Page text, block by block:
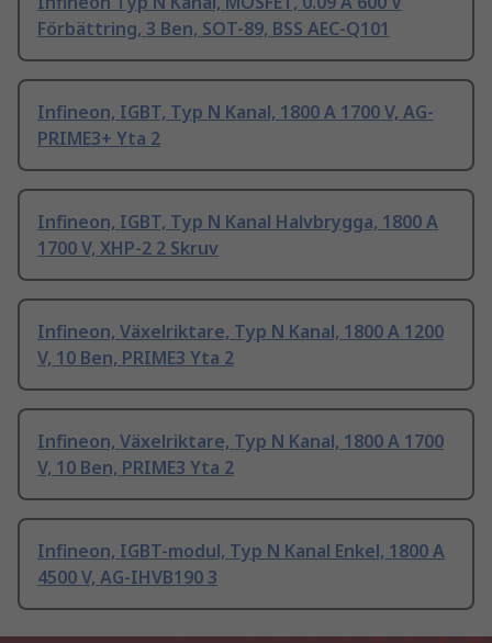
Förbättring, 3 Ben, SOT-89, BSS AEC-Q101
Infineon, IGBT, Typ N Kanal, 1800 A 1700 V, AG-
PRIME3+ Yta 2
Infineon, IGBT, Typ N Kanal Halvbrygga, 1800 A
1700 V, XHP-2 2 Skruv
Infineon, Växelriktare, Typ N Kanal, 1800 A 1200
V, 10 Ben, PRIME3 Yta 2
Infineon, Växelriktare, Typ N Kanal, 1800 A 1700
V, 10 Ben, PRIME3 Yta 2
Infineon, IGBT-modul, Typ N Kanal Enkel, 1800 A
4500 V, AG-IHVB190 3